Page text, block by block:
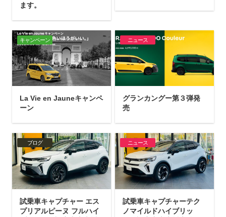
ます。
キャンペーン
La Vie en Jauneキャンペ
ーン
ニュース
グランカングー第３弾発
売
ブログ
試乗車キャプチャー エス
プリアルピーヌ フルハイ
ニュース
試乗車キャプチャーテク
ノマイルドハイブリッ